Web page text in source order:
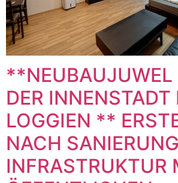
**NEUBAUJUWEL
DER INNENSTADT
LOGGIEN **
NACH
INFRASTRUKTUR